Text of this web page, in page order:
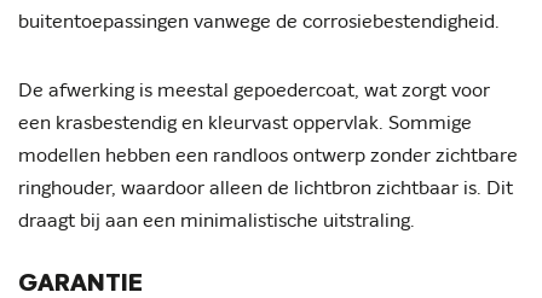
buitentoepassingen vanwege de corrosiebestendigheid.
De afwerking is meestal gepoedercoat, wat zorgt voor
een krasbestendig en kleurvast oppervlak. Sommige
modellen hebben een randloos ontwerp zonder zichtbare
ringhouder, waardoor alleen de lichtbron zichtbaar is. Dit
draagt bij aan een minimalistische uitstraling.
GARANTIE